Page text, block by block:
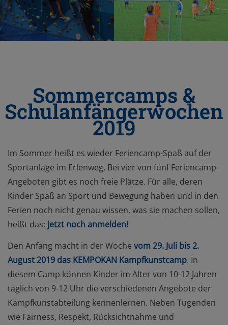
Sommercamps &
Schulanfängerwochen
2019
Im Sommer heißt es wieder Feriencamp-Spaß auf der
Sportanlage im Erlenweg. Bei vier von fünf Feriencamp-
Angeboten gibt es noch freie Plätze. Für alle, deren
Kinder Spaß an Sport und Bewegung haben und in den
Ferien noch nicht genau wissen, was sie machen sollen,
heißt das: jetzt noch anmelden!
Den Anfang macht in der Woche vom 29. Juli bis 2.
August 2019 das KEMPOKAN Kampfkunstcamp. In
diesem Camp können Kinder im Alter von 10-12 Jahren
täglich von 9-12 Uhr die verschiedenen Angebote der
Kampfkunstabteilung kennenlernen. Neben Tugenden
wie Fairness, Respekt, Rücksichtnahme und